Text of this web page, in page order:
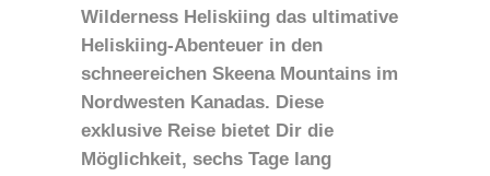
Wilderness Heliskiing das ultimative
Heliskiing-Abenteuer in den
schneereichen Skeena Mountains im
Nordwesten Kanadas. Diese
exklusive Reise bietet Dir die
Möglichkeit, sechs Tage lang